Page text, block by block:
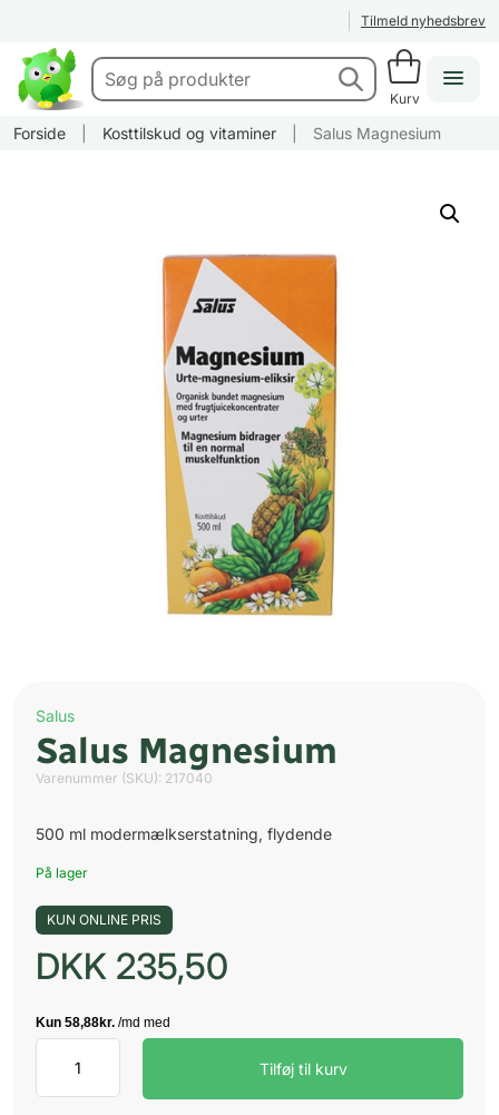
Tilmeld nyhedsbrev
Kurv
Forside Kosttilskud og vitaminer Salus Magnesium
Salus
Salus Magnesium
Varenummer (SKU): 217040
500 ml modermælkserstatning, flydende
På lager
KUN ONLINE PRIS
DKK 235,50
Magnesium
antal
Tilføj til kurv